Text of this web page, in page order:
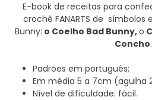
E-book de receitas para
crochê FANARTS de
Bunny: o Coelho Bad Bunny,o
Concho.
Padrões em português;
Em média 5 a 7cm (agulha
Nível de dificuldade: fácil.